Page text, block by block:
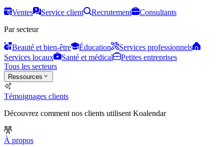
Ventes Service client Recrutement
Consultants
Par secteur
Beauté et bien-être Éducation
Services professionnels
Services locaux
Santé et médical
Petites entreprises
Tous les secteurs
Ressources
Témoignages clients
Découvrez comment nos clients utilisent Koalendar
À propos